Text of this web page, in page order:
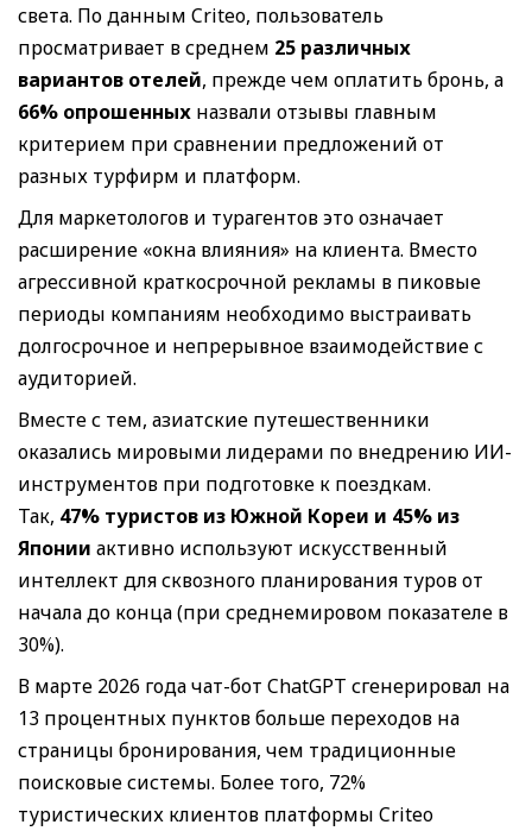
света. По данным Criteo, пользователь
просматривает в среднем 25 различных
вариантов отелей, прежде чем оплатить бронь, а
66% опрошенных назвали отзывы главным
критерием при сравнении предложений от
разных турфирм и платформ.
Для маркетологов и турагентов это означает
расширение «окна влияния» на клиента. Вместо
агрессивной краткосрочной рекламы в пиковые
периоды компаниям необходимо выстраивать
долгосрочное и непрерывное взаимодействие с
аудиторией.
Вместе с тем, азиатские путешественники
оказались мировыми лидерами по внедрению ИИ-
инструментов при подготовке к поездкам.
Так, 47% туристов из Южной Кореи и 45% из
Японии активно используют искусственный
интеллект для сквозного планирования туров от
начала до конца (при среднемировом показателе в
30%).
В марте 2026 года чат-бот ChatGPT сгенерировал на
13 процентных пунктов больше переходов на
страницы бронирования, чем традиционные
поисковые системы. Более того, 72%
туристических клиентов платформы Criteo